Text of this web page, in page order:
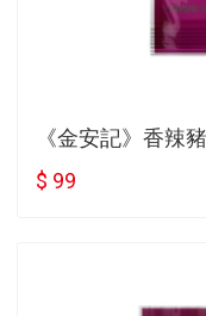
《金安記》香辣
$ 99